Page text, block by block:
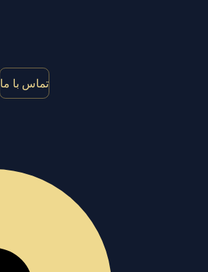
تماس با ما